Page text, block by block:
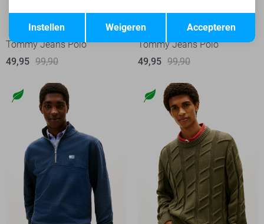
Tommy Jeans Polo
49,95 99,90
Tommy Jeans Polo
49,95 99,90
Terug Opslaan
Accepteren
Weigeren
Instellen